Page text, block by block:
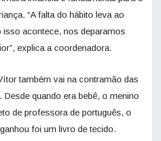
“A falta do hábito leva ao
isso acontece, nos deparamos
explica a coordenadora.
também vai na contramão das
Desde quando era bebê, o menino
de professora de português, o
foi um livro de tecido.